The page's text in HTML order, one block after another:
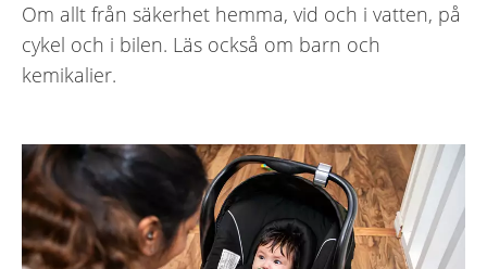
Om allt från säkerhet hemma, vid och i vatten, på
cykel och i bilen. Läs också om barn och
kemikalier.